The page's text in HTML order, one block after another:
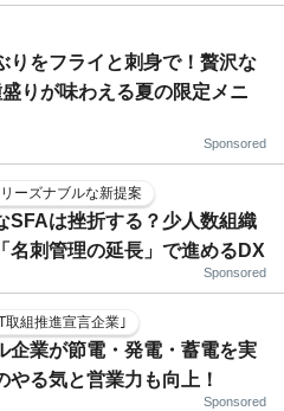
りをフライと刺身で！贅沢な
りが味わえる夏の限定メニ
Sponsored
ーズナブルな新提案
SFAは挫折する？少人数組織
名刺管理の延長」で進めるDX
Sponsored
取組推進宣言企業｣
企業が節電・発電・蓄電を実
やる気と営業力も向上！
Sponsored